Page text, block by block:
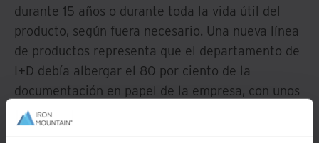
durante 15 años o durante toda la vida útil del
producto, según fuera necesario. Una nueva línea
de productos representa que el departamento de
I+D debía albergar el 80 por ciento de la
documentación en papel de la empresa, con unos
cinco metros de archivos agregados
mensualmente